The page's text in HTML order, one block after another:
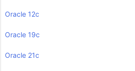
Oracle 12c
Oracle 19c
Oracle 21c